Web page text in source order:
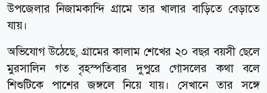
উপজেলার নিজামকান্দি গ্রামে তার খালার বাড়িতে বেড়াতে
যায়।
অভিযোগ উঠেছে, গ্রামের কালাম শেখের ২০ বছর বয়সী ছেলে
মুরসালিন গত বৃহস্পতিবার দুপুরে গোসলের কথা বলে
শিশুটিকে পাশের জঙ্গলে নিয়ে যায়। সেখানে তার সঙ্গে